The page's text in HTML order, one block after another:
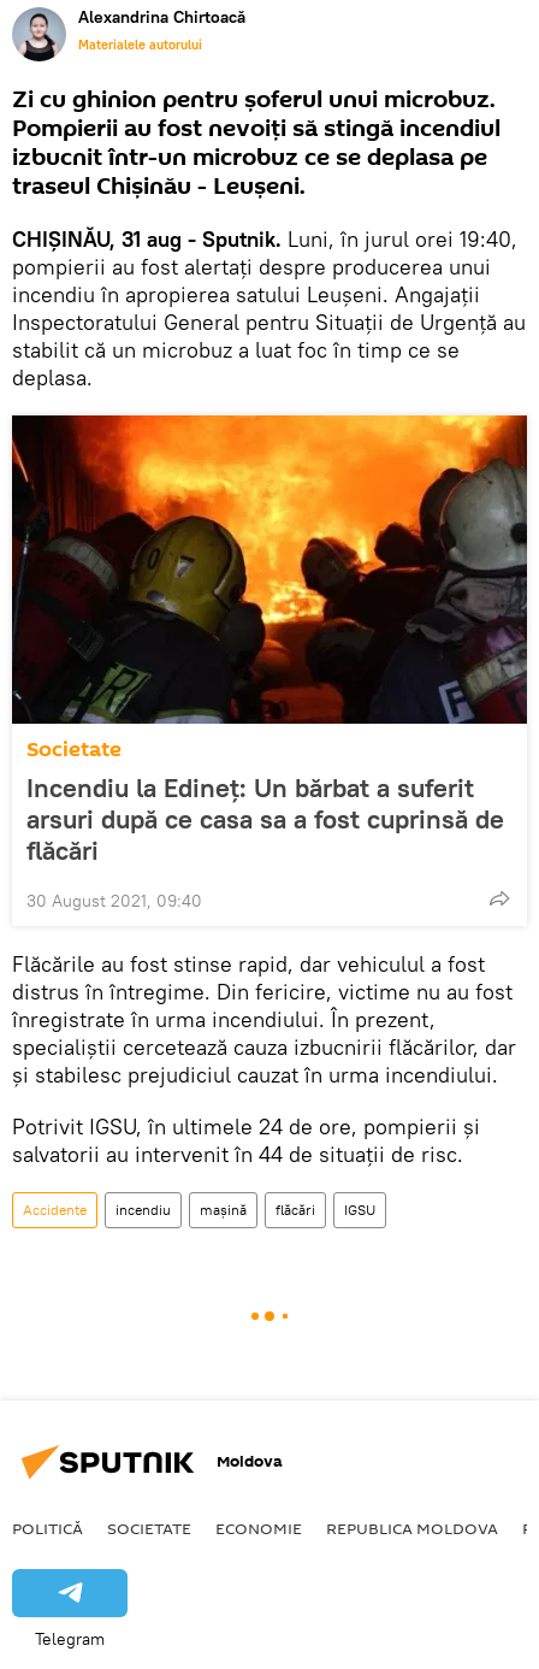
Alexandrina Chirtoacă
Materialele autorului
Zi cu ghinion pentru șoferul unui microbuz.
Pompierii au fost nevoiți să stingă incendiul
izbucnit într-un microbuz ce se deplasa pe
traseul Chișinău - Leușeni.
CHIȘINĂU, 31 aug - Sputnik. Luni, în jurul orei 19:40,
pompierii au fost alertați despre producerea unui
incendiu în apropierea satului Leușeni. Angajații
Inspectoratului General pentru Situații de Urgență au
stabilit că un microbuz a luat foc în timp ce se
deplasa.
Societate
Incendiu la Edineț: Un bărbat a suferit
arsuri după ce casa sa a fost cuprinsă de
flăcări
30 August 2021, 09:40
Flăcările au fost stinse rapid, dar vehiculul a fost
distrus în întregime. Din fericire, victime nu au fost
înregistrate în urma incendiului. În prezent,
specialiștii cercetează cauza izbucnirii flăcărilor, dar
și stabilesc prejudiciul cauzat în urma incendiului.
Potrivit IGSU, în ultimele 24 de ore, pompierii și
salvatorii au intervenit în 44 de situații de risc.
Accidente incendiu mașină flăcări IGSU
Moldova
POLITICĂ SOCIETATE ECONOMIE REPUBLICA MOLDOVA
Telegram